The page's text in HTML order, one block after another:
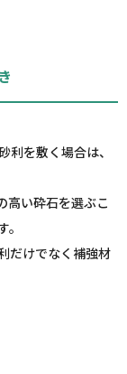
利を敷く場合は、
高い砕石を選ぶこ
だけでなく補強材